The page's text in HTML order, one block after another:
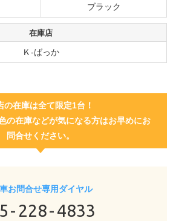
ブラック
在庫店
Ｋ-ばっか
の在庫は全て限定1台！
の在庫などが気になる方はお早めにお
問合せください。
お問合せ専用ダイヤル
228-4833